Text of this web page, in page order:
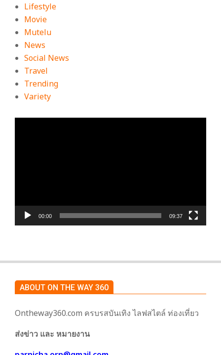
Lifestyle
Movie
Mutelu
News
Social News
Travel
Trending
Variety
00:00 09:37
ABOUT ON THE WAY 360
Ontheway360.com ครบรสบันเทิง ไลฟสไตล์ ท่องเที่ยว
ส่งข่าว และ หมายงาน